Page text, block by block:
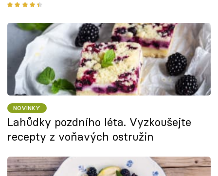
NOVINKY
Lahůdky pozdního léta. Vyzkoušejte
recepty z voňavých ostružin